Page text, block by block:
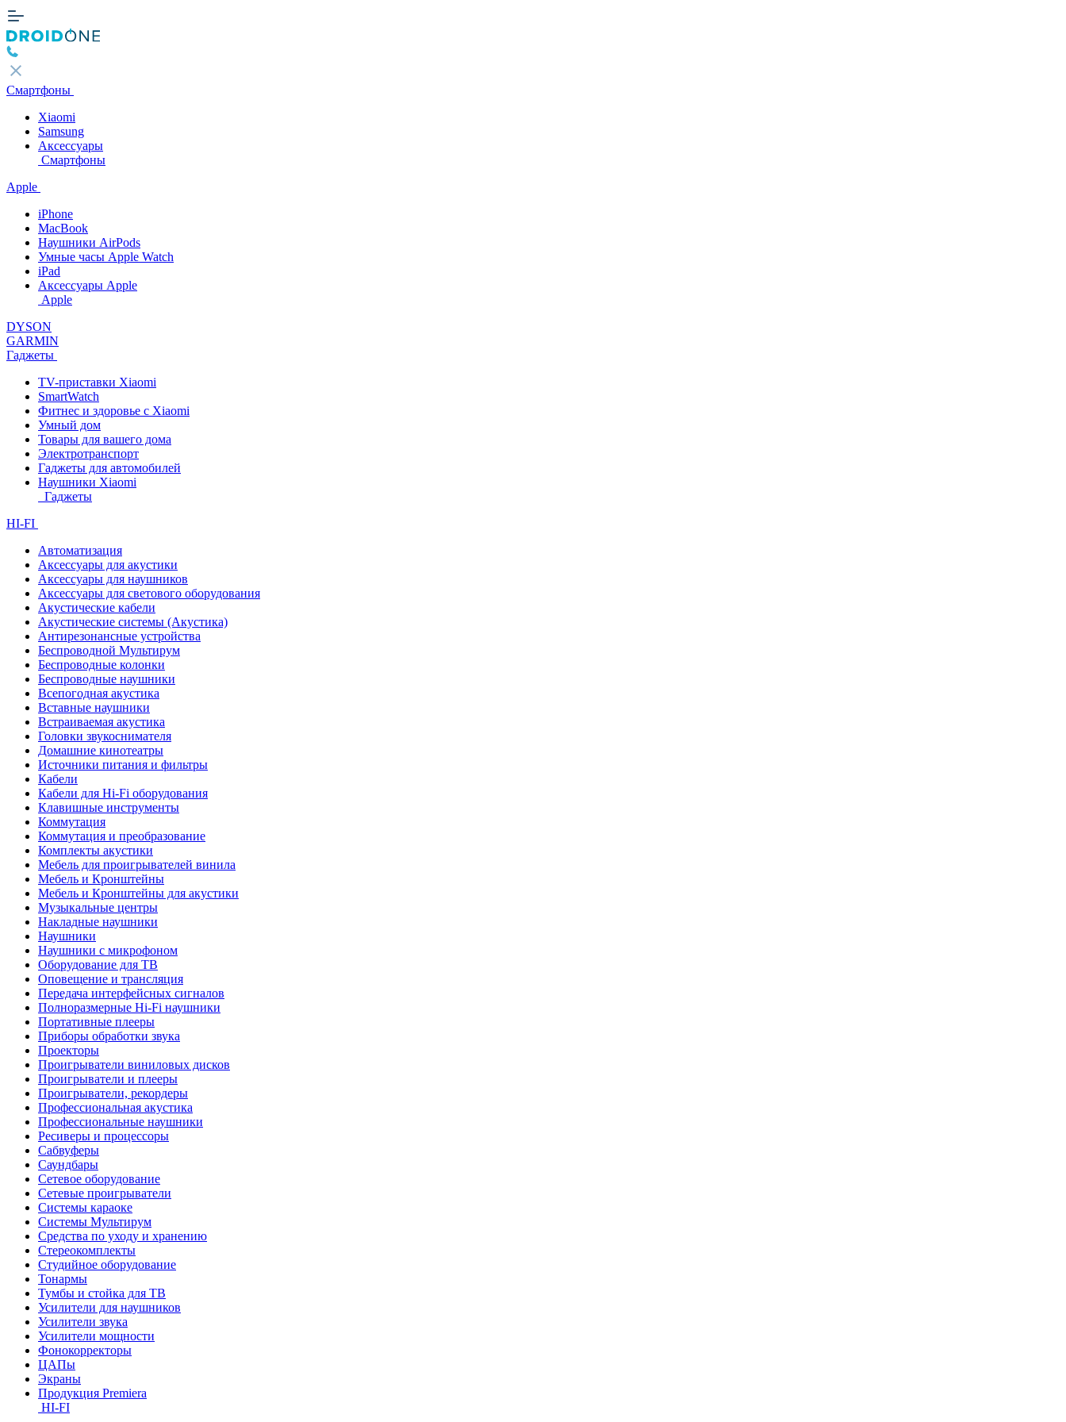
Смартфоны
Xiaomi
Samsung
Аксессуары
Смартфоны
Apple
iPhone
MacBook
Наушники AirPods
Умные часы Apple Watch
iPad
Аксессуары Apple
Apple
DYSON
GARMIN
Гаджеты
TV-приставки Xiaomi
SmartWatch
Фитнес и здоровье с Xiaomi
Умный дом
Товары для вашего дома
Электротранспорт
Гаджеты для автомобилей
Наушники Xiaomi
Гаджеты
HI-FI
Автоматизация
Аксессуары для акустики
Аксессуары для наушников
Аксессуары для светового оборудования
Акустические кабели
Акустические системы (Акустика)
Антирезонансные устройства
Беспроводной Мультирум
Беспроводные колонки
Беспроводные наушники
Всепогодная акустика
Вставные наушники
Встраиваемая акустика
Головки звукоснимателя
Домашние кинотеатры
Источники питания и фильтры
Кабели
Кабели для Hi-Fi оборудования
Клавишные инструменты
Коммутация
Коммутация и преобразование
Комплекты акустики
Мебель для проигрывателей винила
Мебель и Кронштейны
Мебель и Кронштейны для акустики
Музыкальные центры
Накладные наушники
Наушники
Наушники с микрофоном
Оборудование для ТВ
Оповещение и трансляция
Передача интерфейсных сигналов
Полноразмерные Hi-Fi наушники
Портативные плееры
Приборы обработки звука
Проекторы
Проигрыватели виниловых дисков
Проигрыватели и плееры
Проигрыватели, рекордеры
Профессиональная акустика
Профессиональные наушники
Ресиверы и процессоры
Сабвуферы
Саундбары
Сетевое оборудование
Сетевые проигрыватели
Системы караоке
Системы Мультирум
Средства по уходу и хранению
Стереокомплекты
Студийное оборудование
Тонармы
Тумбы и стойка для ТВ
Усилители для наушников
Усилители звука
Усилители мощности
Фонокорректоры
ЦАПы
Экраны
Продукция Premiera
HI-FI